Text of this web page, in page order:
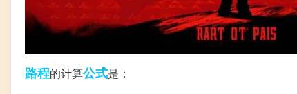
路程的计算公式是：